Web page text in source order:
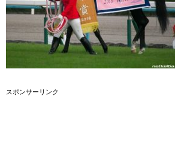
スポンサーリンク